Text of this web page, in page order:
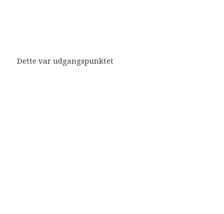
Dette var udgangspunktet